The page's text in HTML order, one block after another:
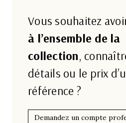
Vous souhaitez
à l’ensemble de la
collection,
détails ou le prix
référence ?
Demandez un compte